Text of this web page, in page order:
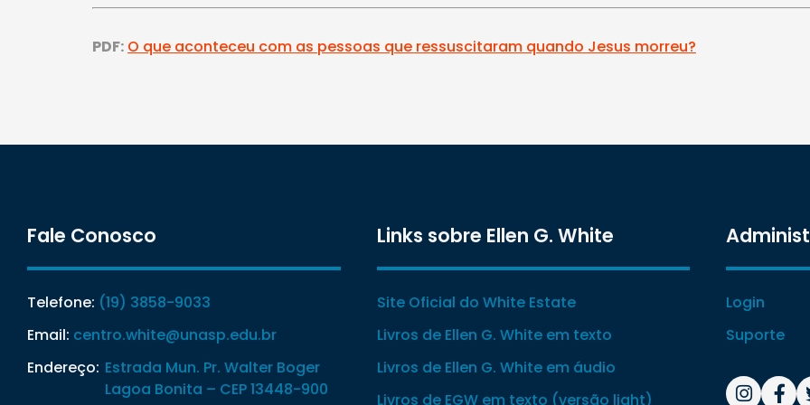
PDF: O que aconteceu com as pessoas que ressuscitaram quando Jesus morreu?
Fale Conosco
Telefone: (19) 3858-9033
Email: centro.white@unasp.edu.br
Endereço: Estrada Mun. Pr. Walter Boger
Lagoa Bonita – CEP 13448-900
Links sobre Ellen G. White
Site Oficial do White Estate
Livros de Ellen G. White em texto
Livros de Ellen G. White em áudio
Livros de EGW em texto (versão light)
Login
Suporte